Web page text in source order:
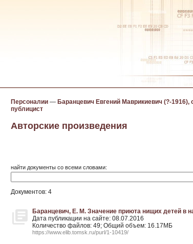
Персоналии — Баранцевич Евгений Маврикиевич (?-
публицист
Авторские произведения
найти документы со всеми словами:
Документов: 4
Баранцевич, Е. М. Значение приюта нищих детей в
Дата публикации на сайте: 08.07.2016
Количество файлов: 49; Общий объем: 16.17МБ
https://www.elib.tomsk.ru/purl/1-10419/